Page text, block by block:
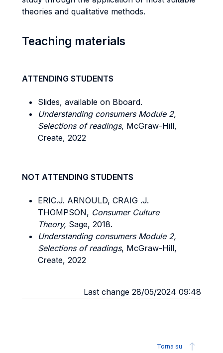
theories and qualitative methods.
Teaching materials
ATTENDING STUDENTS
Slides, available on Bboard.
Understanding consumers Module 2,
Selections of readings, McGraw-Hill,
Create, 2022
NOT ATTENDING STUDENTS
ERIC.J. ARNOULD, CRAIG .J.
THOMPSON, Consumer Culture
Theory, Sage, 2018.
Understanding consumers Module 2,
Selections of readings, McGraw-Hill,
Create, 2022
Last change 28/05/2024 09:48
Torna su